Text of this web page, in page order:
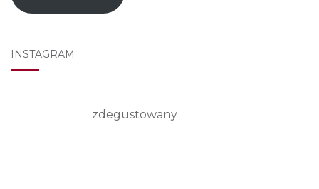
INSTAGRAM
zdegustowany